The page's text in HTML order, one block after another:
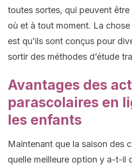
toutes sortes, qui peuvent être
où et à tout moment. La
est qu’ils sont conçus pour
sortir des méthodes d’étude
Avantages des
parascolaires en
les enfants
Maintenant que la saison des
quelle meilleure option y a-t-il